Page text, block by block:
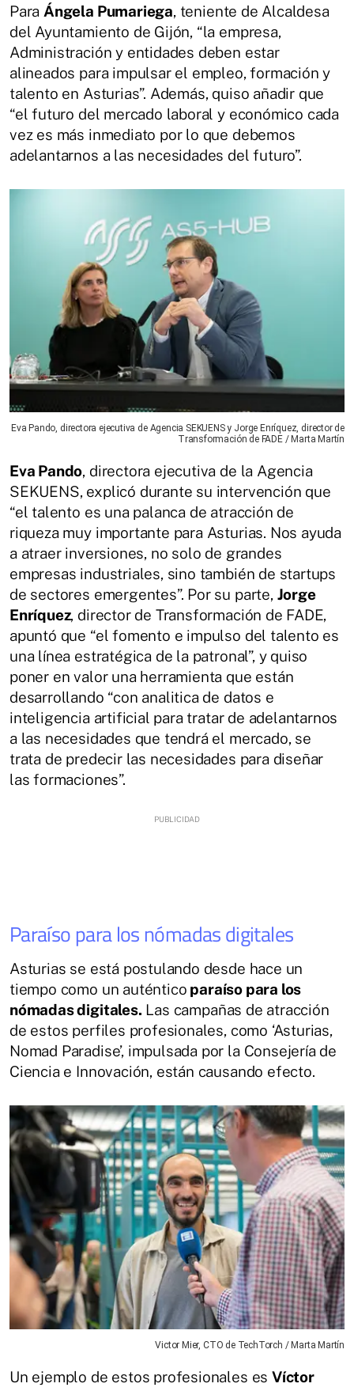
Para Ángela Pumariega, teniente de Alcaldesa
del Ayuntamiento de Gijón, “la empresa,
Administración y entidades deben estar
alineados para impulsar el empleo, formación y
talento en Asturias”. Además, quiso añadir que
“el futuro del mercado laboral y económico cada
vez es más inmediato por lo que debemos
adelantarnos a las necesidades del futuro”.
Eva Pando, directora ejecutiva de Agencia SEKUENS y Jorge Enríquez, director de
Transformación de FADE / Marta Martín
Eva Pando, directora ejecutiva de la Agencia
SEKUENS, explicó durante su intervención que
“el talento es una palanca de atracción de
riqueza muy importante para Asturias. Nos ayuda
a atraer inversiones, no solo de grandes
empresas industriales, sino también de startups
de sectores emergentes”. Por su parte, Jorge
Enríquez, director de Transformación de FADE,
apuntó que “el fomento e impulso del talento es
una línea estratégica de la patronal”, y quiso
poner en valor una herramienta que están
desarrollando “con analitica de datos e
inteligencia artificial para tratar de adelantarnos
a las necesidades que tendrá el mercado, se
trata de predecir las necesidades para diseñar
las formaciones”.
Paraíso para los nómadas digitales
Asturias se está postulando desde hace un
tiempo como un auténtico paraíso para los
nómadas digitales. Las campañas de atracción
de estos perfiles profesionales, como ‘Asturias,
Nomad Paradise’, impulsada por la Consejería de
Ciencia e Innovación, están causando efecto.
Victor Mier, CTO de TechTorch / Marta Martín
Un ejemplo de estos profesionales es Víctor